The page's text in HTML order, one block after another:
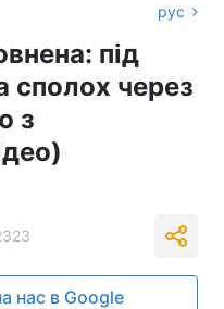
рус
під
сполох через
з
нас в Google